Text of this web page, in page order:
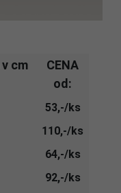
v cm
CENA
od:
53,-/ks
110,-/ks
64,-/ks
92,-/ks